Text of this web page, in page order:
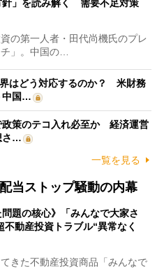
針」を読み解く 需要不足対策
の第一人者・田代尚機氏のプレ
」。中国の…
はどう対応するのか？ 米財務
中国…
政策のテコ入れ必至か 経済運営
さ…
一覧を見る
当ストップ騒動の内幕
問題の核心》「みんなで大家さ
不動産投資トラブル“異常なく
きた不動産投資商品「みんなで